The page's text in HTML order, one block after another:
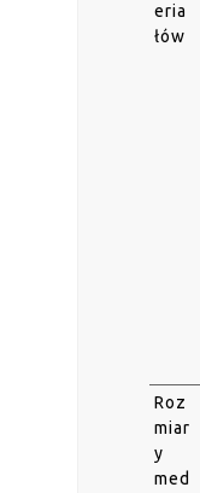
eria
łów
Roz
miar
y
med